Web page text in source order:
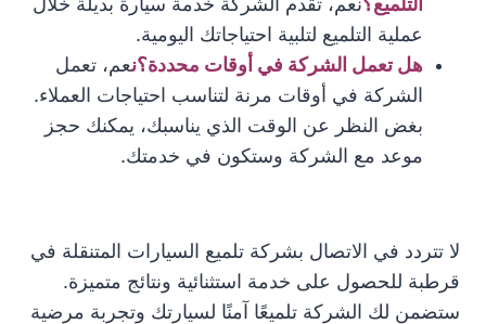
عملية التلميع لتلبية احتياجاتك اليومية.
هل تعمل الشركة في أوقات محددة؟نعم، تعمل
الشركة في أوقات مرنة لتناسب احتياجات العملاء.
بغض النظر عن الوقت الذي يناسبك، يمكنك حجز
موعد مع الشركة وستكون في خدمتك.
لا تتردد في الاتصال بشركة تلميع السيارات المتنقلة في
قرطبة للحصول على خدمة استثنائية ونتائج متميزة.
ستضمن لك الشركة تلميعًا آمنًا لسيارتك وتجربة مرضية